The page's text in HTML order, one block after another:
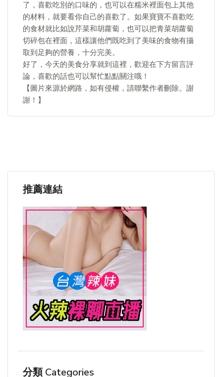
了，喜歡吃別的口味的，也可以在糯米裡面包上其他
的材料，就要看你自己的喜歡了。如果寶寶不喜歡吃
的食材就比如說芹菜和胡蘿蔔，也可以把青菜胡蘿蔔
切碎包在裡面，這樣讓他們既吃到了美味的食物有攝
取到足夠的營養，十分完美。
好了，今天的美食分享就到這裡，歡迎在下方留言評
論，喜歡的話也可以幫忙點點關注哦！
【圖片來源於網路，如有侵權，請聯繫作者刪除。謝
謝！】
推薦連結
分類 Categories